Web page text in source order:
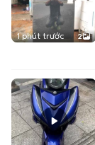
1 phút trước 2